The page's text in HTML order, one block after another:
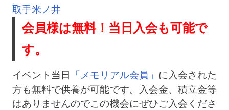
取手米ノ井
会員様は無料！当日入会も可能で
す。
イベント当日 「メモリアル会員」 に入会された
方も無料で供養が可能です。入会金、積立金等
はありませんのでこの機会にぜひご入会くださ